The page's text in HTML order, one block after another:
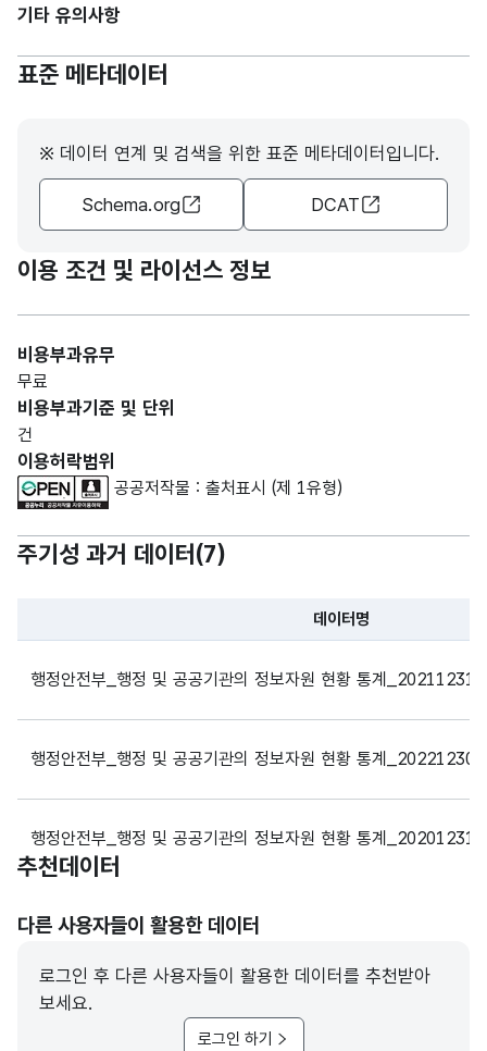
기타 유의사항
표준 메타데이터
※ 데이터 연계 및 검색을 위한 표준 메타데이터입니다.
Schema.org DCAT
이용 조건 및 라이선스 정보
비용부과유무
무료
비용부과기준 및 단위
건
이용허락범위
공공저작물 : 출처표시 (제 1유형)
주기성 과거 데이터(7)
데이터명
행정안전부_행정 및 공공기관의 정보자원 현황 통계_20211231
행정안전부_행정 및 공공기관의 정보자원 현황 통계_20221230
행정안전부_행정 및 공공기관의 정보자원 현황 통계_20201231
행정안전부_행정 및 공공기관의 정보자원 현황 통계_20191231
행정안전부_행정 및 공공기관의 정보자원 현황 통계_20190919
추천데이터
다른 사용자들이 활용한 데이터
로그인 후 다른 사용자들이 활용한 데이터를 추천받아
보세요.
로그인 하기